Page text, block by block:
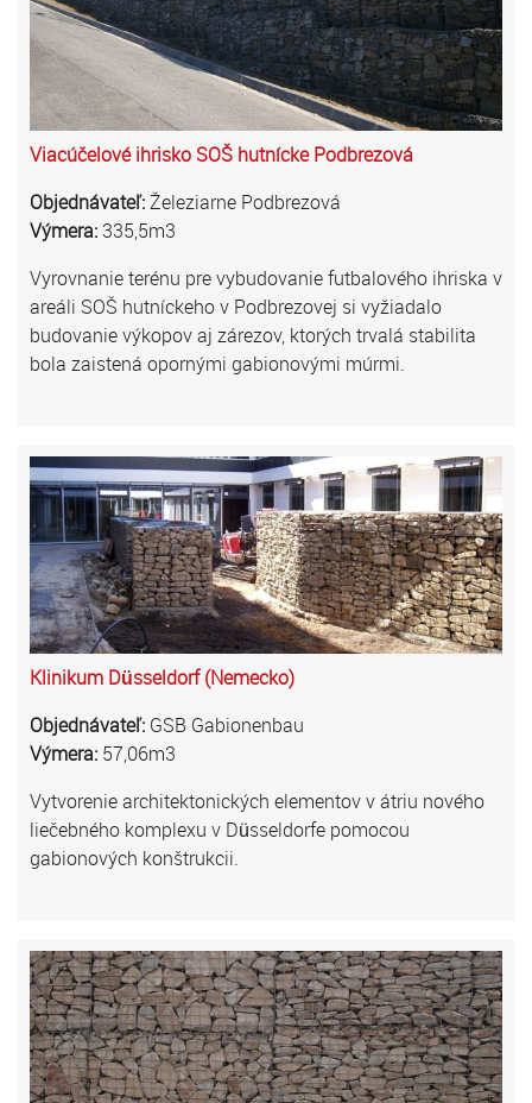
Viacúčelové ihrisko SOŠ hutnícke Podbrezová
Objednávateľ:Železiarne Podbrezová
Výmera: 335,5m3
Vyrovnanie terénu pre vybudovanie futbalového ihriska v
areáli SOŠ hutníckeho v Podbrezovej si vyžiadalo
budovanie výkopov aj zárezov, ktorých trvalá stabilita
bola zaistená opornými gabionovými múrmi.
Klinikum Düsseldorf (Nemecko)
Objednávateľ: GSB Gabionenbau
Výmera: 57,06m3
Vytvorenie architektonických elementov v átriu nového
liečebného komplexu v Düsseldorfe pomocou
gabionových konštrukcii.